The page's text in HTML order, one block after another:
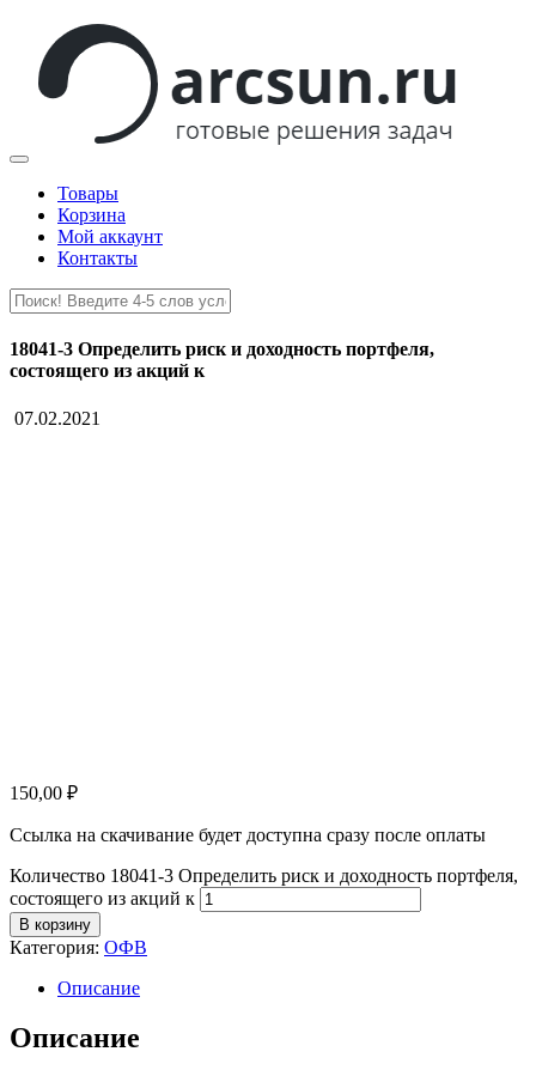
Товары
Корзина
Мой аккаунт
Контакты
18041-3 Определить риск и доходность портфеля,
состоящего из акций к
07.02.2021
150,00 ₽
Ссылка на скачивание будет доступна сразу после оплаты
Количество 18041-3 Определить риск и доходность портфеля,
состоящего из акций к
В корзину
Категория: ОФВ
Описание
Описание